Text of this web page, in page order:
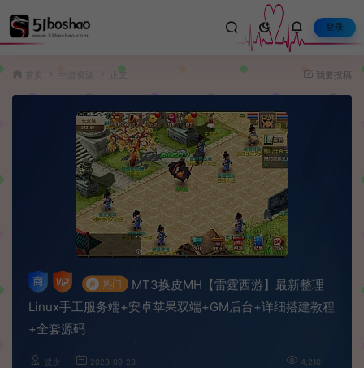
登录
手游资源 正文 我要投稿
# 热门
MT3换皮MH【雷霆西游】最新整理
Linux手工服务端+安卓苹果双端+GM后台+详细搭建教程
+全套源码
波少 2023-09-28 4,210